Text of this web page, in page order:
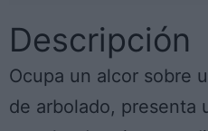
Descripción
Ocupa un alcor sobre
de arbolado, presenta